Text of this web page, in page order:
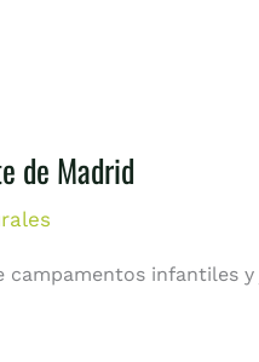
de Madrid
infantiles